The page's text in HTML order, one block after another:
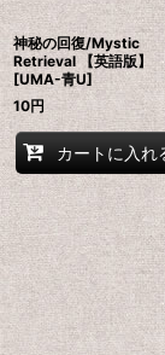
神秘の回復/Mystic
Retrieval 【英語版】
[UMA-青U]
10円
カートに入れ